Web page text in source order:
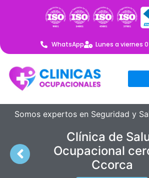
WhatsApp Lunes a viernes
Somos expertos en Seguridad y
Clínica de
Ocupacional
Ccorca